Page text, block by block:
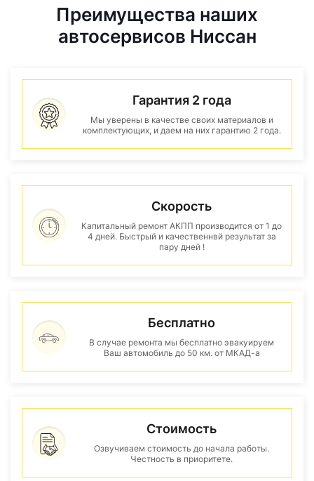
Преимущества наших
автосервисов Ниссан
Гарантия 2 года
Мы уверены в качестве своих материалов и
комплектующих, и даем на них гарантию 2 года.
Скорость
Капитальный ремонт АКПП производится от 1 до
4 дней. Быстрый и качественнвй результат за
пару дней !
Бесплатно
В случае ремонта мы бесплатно эвакуируем
Ваш автомобиль до 50 км. от МКАД-а
Стоимость
Озвучиваем стоимость до начала работы.
Честность в приоритете.